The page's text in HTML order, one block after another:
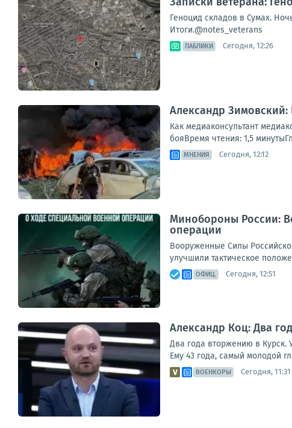
Геноцид складов в Сумах.
Итоги.@notes_veterans
ПАБЛИКИ Сегодня, 12:26
Александр Зимовский:
Как медиаконсультант
бояВремя чтения: 1,5
МНЕНИЯ Сегодня, 12:12
Минобороны России:
операции
Вооруженные Силы
улучшили тактическое
ОФИЦ. Сегодня, 12:51
Александр Коц: Два
Два года вторжению в Курск.
Ему 43 года, самый молодой
ВОЕНКОРЫ Сегодня, 11:31